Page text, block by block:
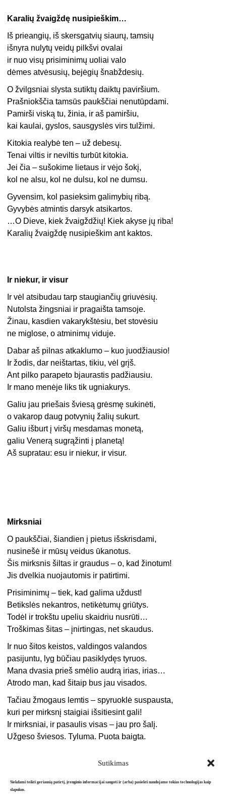
Sutikimas
Siekdami teikti geriausią patirtį, įrenginio informacijai saugoti ir (arba) pasiekti naudojame tokias technologijas kaip
slapukus.
Karalių žvaigždę nusipieškim…
Iš prieangių, iš skersgatvių siaurų, tamsių
išnyra nulytų veidų pilkšvi ovalai
ir nuo visų prisiminimų uoliai valo
dėmes atvėsusių, bejėgių šnabždesių.
O žvilgsniai slysta sutiktų daiktų paviršium.
Prašniokščia tamsūs paukščiai nenutūpdami.
Pamirši viską tu, žinia, ir aš pamiršiu,
kai kaulai, gyslos, sausgyslės virs tulžimi.
Kitokia realybė ten – už debesų.
Tenai viltis ir neviltis turbūt kitokia.
Jei čia – sušokime lietaus ir vėjo šokį,
kol ne alsu, kol ne dulsu, kol ne dumsu.
Gyvensim, kol pasieksim galimybių ribą.
Gyvybės atmintis darsyk atsikartos.
…O Dieve, kiek žvaigždžių! Kiek akyse jų riba!
Karalių žvaigždę nusipieškim ant kaktos.
Ir niekur, ir visur
Ir vėl atsibudau tarp staugiančių griuvėsių.
Nutolsta žingsniai ir pragaišta tamsoje.
Žinau, kasdien vakarykštėsiu, bet stovėsiu
ne miglose, o atminimų viduje.
Dabar aš pilnas atkaklumo – kuo juodžiausio!
Ir žodis, dar neištartas, tikiu, vėl grįš.
Ant pilko parapeto bjaurastis padžiausiu.
Ir mano menėje liks tik ugniakurys.
Galiu jau priešais šviesą grėsmę sukinėti,
o vakarop daug potvynių žalių sukurt.
Galiu išburt į viršų mesdamas monetą,
galiu Venerą sugrąžinti į planetą!
Aš supratau: esu ir niekur, ir visur.
Mirksniai
O paukščiai, šiandien į pietus išskrisdami,
nusinešė ir mūsų veidus ūkanotus.
Šis mirksnis šiltas ir graudus – o, kad žinotum!
Jis dvelkia nuojautomis ir patirtimi.
Prisiminimų – tiek, kad galima uždust!
Betikslės nekantros, netikėtumų griūtys.
Todėl ir trokštu upeliu skaidriu nusrūti…
Troškimas šitas – įnirtingas, net skaudus.
Ir nuo šitos keistos, valdingos valandos
pasijuntu, lyg būčiau pasiklydęs tyruos.
Mana dvasia prieš smėlio audrą irias, irias…
Atrodo man, kad šitaip bus jau visados.
Tačiau žmogaus lemtis – spyruoklė suspausta,
kuri per mirksnį staigiai išsitiesint gali!
Ir mirksniai, ir pasaulis visas – jau pro šalį.
Užgeso šviesos. Tyluma. Puota baigta.